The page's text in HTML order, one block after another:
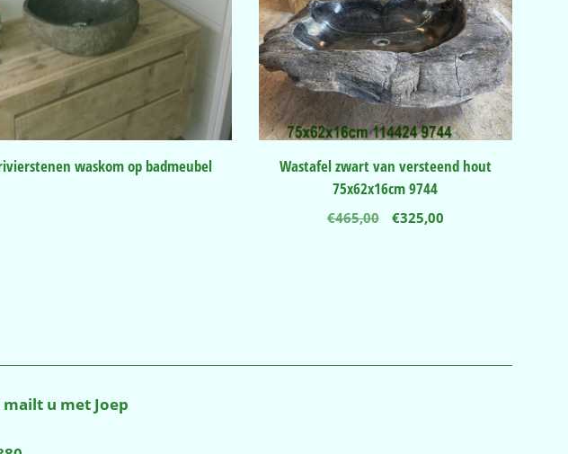
waskom op badmeubel
Wastafel zwart van versteend hout
75x62x16cm 9744
€465,00
Oorspronkelijke
€325,00Huidige
u met Joep